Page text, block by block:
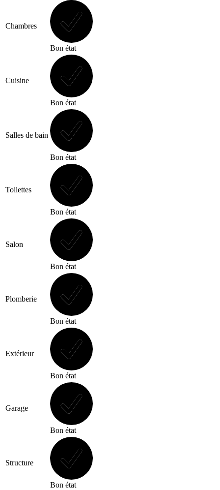
Chambres
Bon état
Cuisine
Bon état
Salles de bain
Bon état
Toilettes
Bon état
Salon
Bon état
Plomberie
Bon état
Extérieur
Bon état
Garage
Bon état
Structure
Bon état